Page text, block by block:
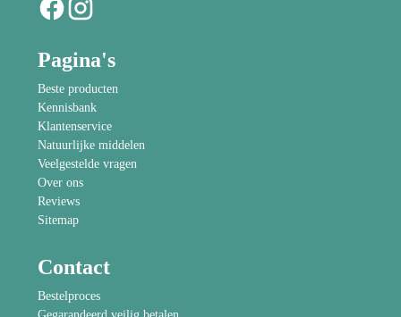
Pagina's
Beste producten
Kennisbank
Klantenservice
Natuurlijke middelen
Veelgestelde vragen
Over ons
Reviews
Sitemap
Contact
Bestelproces